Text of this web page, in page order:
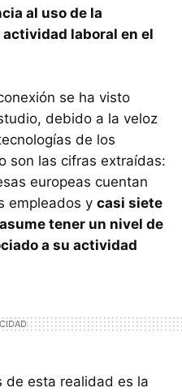
al uso de la
laboral en el
se ha visto
debido a la veloz
de los
son las cifras extraídas:
europeas cuentan
empleados y casi siete
tener un nivel de
a su actividad
de esta realidad es la